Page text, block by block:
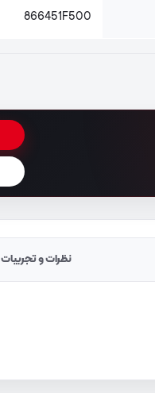
866451F500
نظرات و تجربیات